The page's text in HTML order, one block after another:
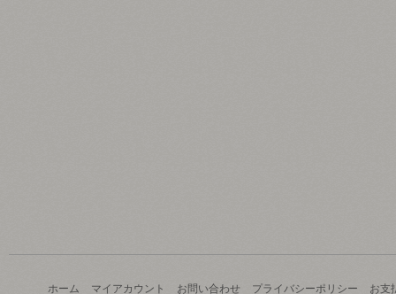
ホーム マイアカウント お問い合わせ プライバシーポリシー お支